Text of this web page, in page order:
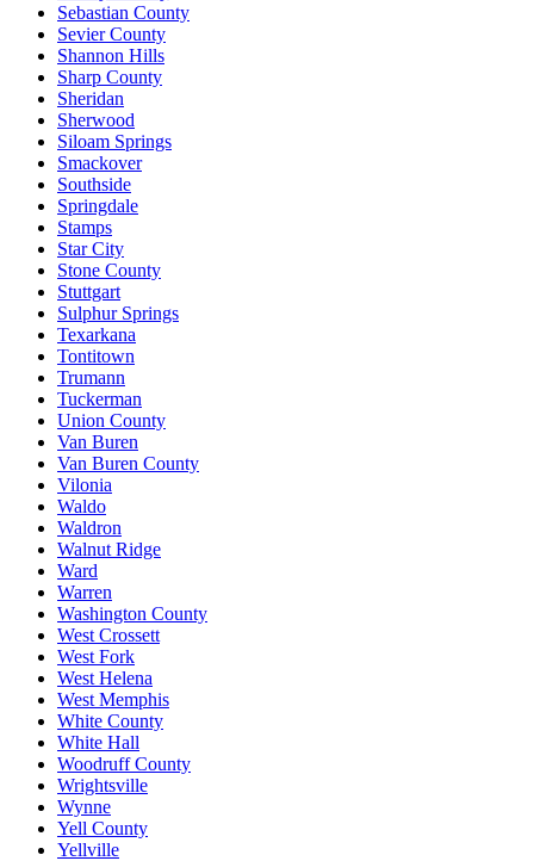
Sebastian County
Sevier County
Shannon Hills
Sharp County
Sheridan
Sherwood
Siloam Springs
Smackover
Southside
Springdale
Stamps
Star City
Stone County
Stuttgart
Sulphur Springs
Texarkana
Tontitown
Trumann
Tuckerman
Union County
Van Buren
Van Buren County
Vilonia
Waldo
Waldron
Walnut Ridge
Ward
Warren
Washington County
West Crossett
West Fork
West Helena
West Memphis
White County
White Hall
Woodruff County
Wrightsville
Wynne
Yell County
Yellville